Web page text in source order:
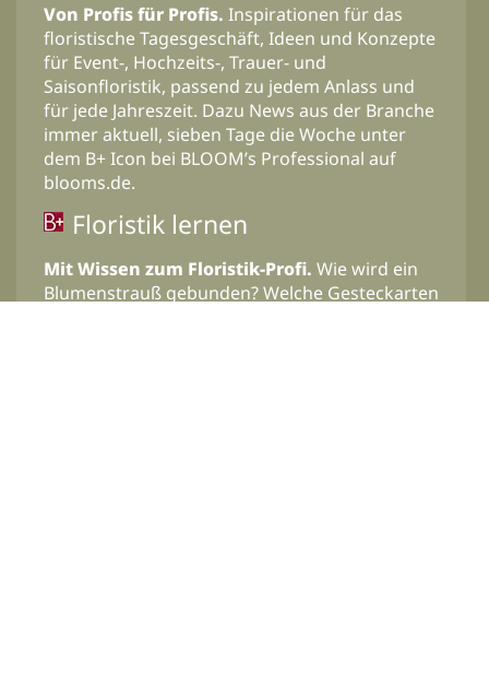
Von Profis für Profis. Inspirationen für das
floristische Tagesgeschäft, Ideen und Konzepte
für Event-, Hochzeits-, Trauer- und
Saisonfloristik, passend zu jedem Anlass und
für jede Jahreszeit. Dazu News aus der Branche
immer aktuell, sieben Tage die Woche unter
dem B+ Icon bei BLOOM’s Professional auf
blooms.de.
Floristik lernen
Mit Wissen zum Floristik-Profi. Wie wird ein
Blumenstrauß gebunden? Welche Gesteckarten